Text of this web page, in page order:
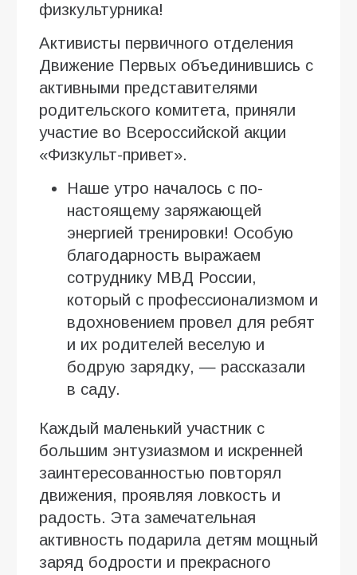
физкультурника!
Активисты первичного отделения
Движение Первых объединившись с
активными представителями
родительского комитета, приняли
участие во Всероссийской акции
«Физкульт-привет».
Наше утро началось с по-
настоящему заряжающей
энергией тренировки! Особую
благодарность выражаем
сотруднику МВД России,
который с профессионализмом и
вдохновением провел для ребят
и их родителей веселую и
бодрую зарядку, — рассказали
в саду.
Каждый маленький участник с
большим энтузиазмом и искренней
заинтересованностью повторял
движения, проявляя ловкость и
радость. Эта замечательная
активность подарила детям мощный
заряд бодрости и прекрасного